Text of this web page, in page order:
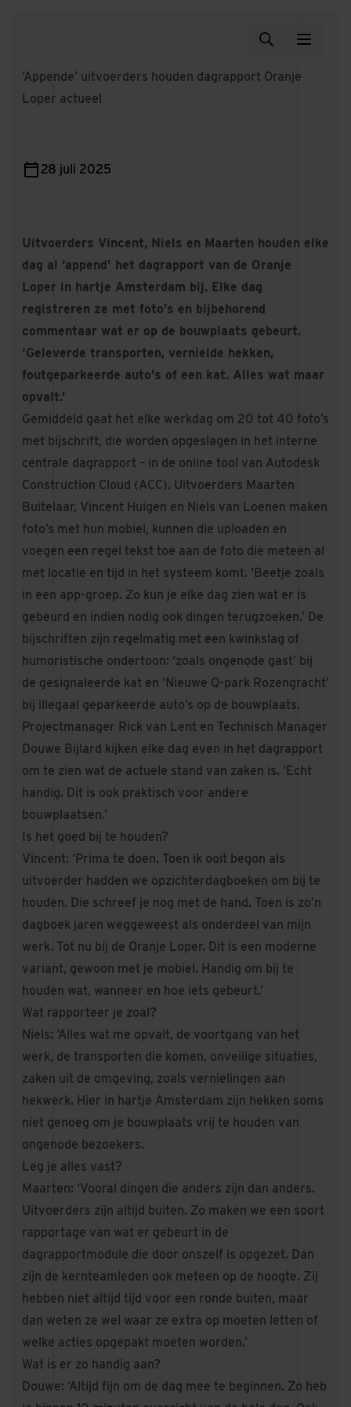
‘Appende’ uitvoerders houden dagrapport Oranje
Loper actueel
28 juli 2025
Uitvoerders Vincent, Niels en Maarten houden elke
dag al ‘append’ het dagrapport van de Oranje
Loper in hartje Amsterdam bij. Elke dag
registreren ze met foto’s en bijbehorend
commentaar wat er op de bouwplaats gebeurt.
‘Geleverde transporten, vernielde hekken,
foutgeparkeerde auto’s of een kat. Alles wat maar
opvalt.’
Gemiddeld gaat het elke werkdag om 20 tot 40 foto’s
met bijschrift, die worden opgeslagen in het interne
centrale dagrapport – in de online tool van Autodesk
Construction Cloud (ACC). Uitvoerders Maarten
Buitelaar, Vincent Huigen en Niels van Loenen maken
foto’s met hun mobiel, kunnen die uploaden en
voegen een regel tekst toe aan de foto die meteen al
met locatie en tijd in het systeem komt. ‘Beetje zoals
in een app-groep. Zo kun je elke dag zien wat er is
gebeurd en indien nodig ook dingen terugzoeken.’ De
bijschriften zijn regelmatig met een kwinkslag of
humoristische ondertoon: ‘zoals ongenode gast’ bij
de gesignaleerde kat en ‘Nieuwe Q-park Rozengracht’
bij illegaal geparkeerde auto’s op de bouwplaats.
Projectmanager Rick van Lent en Technisch Manager
Douwe Bijlard kijken elke dag even in het dagrapport
om te zien wat de actuele stand van zaken is. ‘Echt
handig. Dit is ook praktisch voor andere
bouwplaatsen.’
Is het goed bij te houden?
Vincent: ‘Prima te doen. Toen ik ooit begon als
uitvoerder hadden we opzichterdagboeken om bij te
houden. Die schreef je nog met de hand. Toen is zo’n
dagboek jaren weggeweest als onderdeel van mijn
werk. Tot nu bij de Oranje Loper. Dit is een moderne
variant, gewoon met je mobiel. Handig om bij te
houden wat, wanneer en hoe iets gebeurt.’
Wat rapporteer je zoal?
Niels: ‘Alles wat me opvalt, de voortgang van het
werk, de transporten die komen, onveilige situaties,
zaken uit de omgeving, zoals vernielingen aan
hekwerk. Hier in hartje Amsterdam zijn hekken soms
niet genoeg om je bouwplaats vrij te houden van
ongenode bezoekers.
Leg je alles vast?
Maarten: ‘Vooral dingen die anders zijn dan anders.
Uitvoerders zijn altijd buiten. Zo maken we een soort
rapportage van wat er gebeurt in de
dagrapportmodule die door onszelf is opgezet. Dan
zijn de kernteamleden ook meteen op de hoogte. Zij
hebben niet altijd tijd voor een ronde buiten, maar
dan weten ze wel waar ze extra op moeten letten of
welke acties opgepakt moeten worden.’
Wat is er zo handig aan?
Douwe: ‘Altijd fijn om de dag mee te beginnen. Zo heb